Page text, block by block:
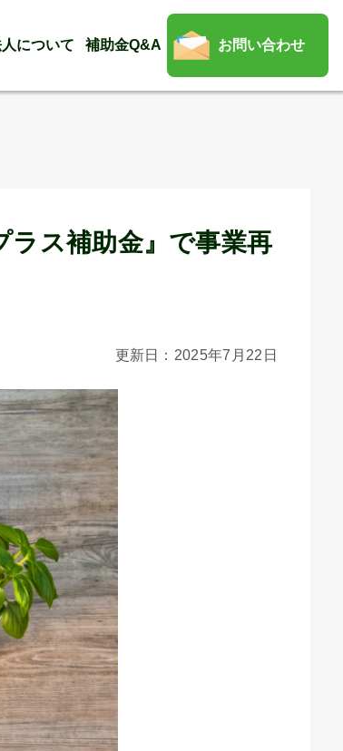
について 補助金Q&A お問い合わせ
ラス補助金』で事業再
更新日：2025年7月22日